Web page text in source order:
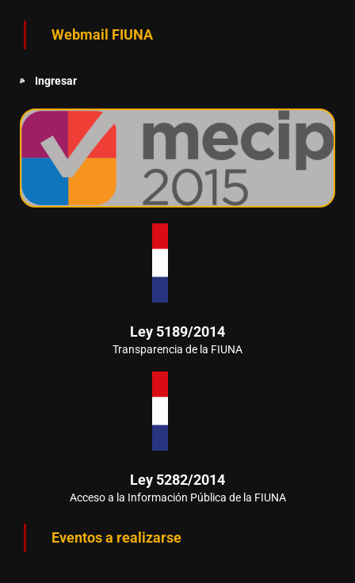
Webmail FIUNA
Ingresar
Ley 5189/2014
Transparencia de la FIUNA
Ley 5282/2014
Acceso a la Información Pública de la FIUNA
Eventos a realizarse